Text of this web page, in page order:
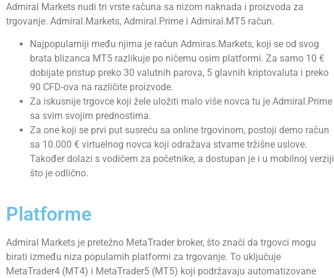
Admiral Markets nudi tri vrste računa sa nizom naknada i proizvoda za
trgovanje. Admiral.Markets, Admiral.Prime i Admiral.MT5 račun.
Najpopularniji među njima je račun Admiras.Markets, koji se od svog
brata blizanca MT5 razlikuje po ničemu osim platformi. Za samo 10 €
dobijate pristup preko 30 valutnih parova, 5 glavnih kriptovaluta i preko
90 CFD-ova na različite proizvode.
Za iskusnije trgovce koji žele uložiti malo više novca tu je Admiral.Prime
sa svim svojim prednostima.
Za one koji se prvi put susreću sa online trgovinom, postoji demo račun
sa 10.000 € virtuelnog novca koji odražava stvarne tržišne uslove.
Također dolazi s vodičem za početnike, a dostupan je i u mobilnoj verziji
što je odlično.
Platforme
Admiral Markets je pretežno MetaTrader broker, što znači da trgovci mogu
birati između niza popularnih platformi za trgovanje. To uključuje
MetaTrader4 (MT4) i MetaTrader5 (MT5) koji podržavaju automatizovane